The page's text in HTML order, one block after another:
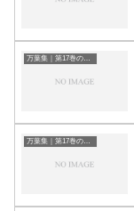
万葉集｜第17巻の和歌一覧
万葉集｜第17巻の和歌一覧